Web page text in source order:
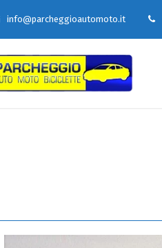
info@parcheggioautomoto.it